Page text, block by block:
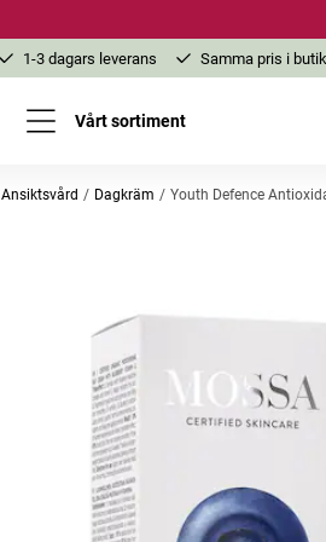
1-3 dagars leverans Samma pris i
Vårt sortiment
Ansiktsvård Dagkräm Youth Defence